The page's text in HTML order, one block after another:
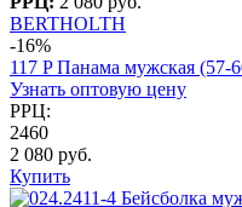
BERTHOLTH
-16%
117 P Панама мужская (57-
Узнать оптовую цену
РРЦ:
2460
2 080 руб.
Купить